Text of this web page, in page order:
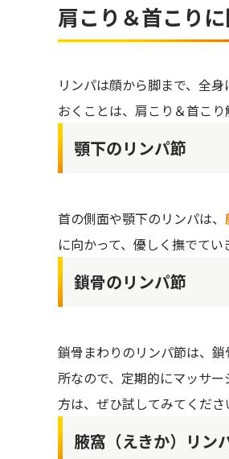
肩こり＆首こり
リンパは顔から脚まで、全
おくことは、肩こり＆首こ
顎下のリンパ節
首の側面や顎下のリンパは、
に向かって、優しく撫でてい
鎖骨のリンパ節
鎖骨まわりのリンパ節は、
所なので、定期的にマッサ
方は、ぜひ試してみてくださ
腋窩（えきか）リン